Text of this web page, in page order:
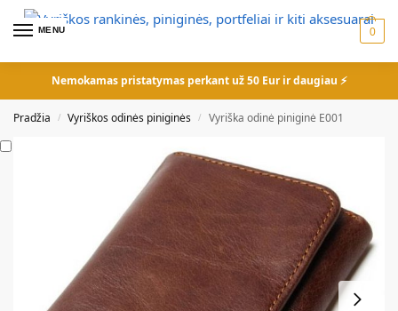
MENU 0
Nemokamas pristatymas perkant už 50 Eur ir daugiau ⚡
Pradžia / Vyriškos odinės piniginės / Vyriška odinė piniginė E001